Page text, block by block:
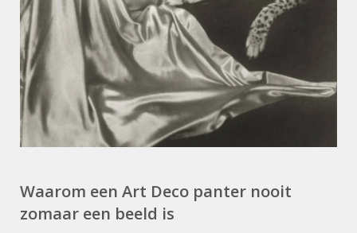
Waarom een Art Deco panter nooit
zomaar een beeld is